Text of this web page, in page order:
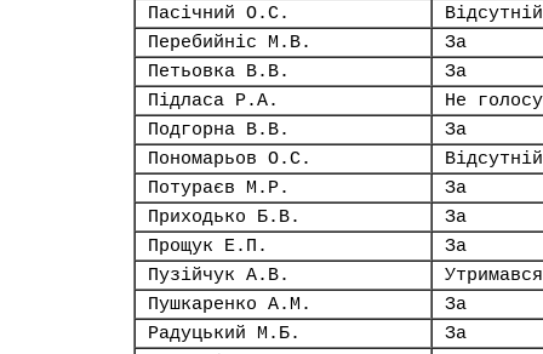
Пасічний О.С.
Відсутній
Перебийніс М.В.
За
Петьовка В.В.
За
Підласа Р.А.
Не
Подгорна В.В.
За
Пономарьов О.С.
Відсутній
Потураєв М.Р.
За
Приходько Б.В.
За
Прощук Е.П.
За
Пузійчук А.В.
Утримався
Пушкаренко А.М.
За
Радуцький М.Б.
За